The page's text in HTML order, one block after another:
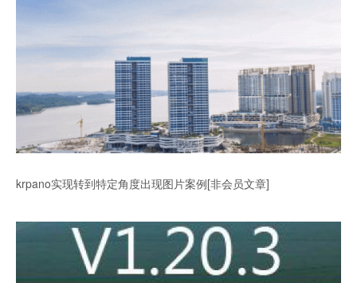
krpano实现转到特定角度出现图片案例[非会员文章]